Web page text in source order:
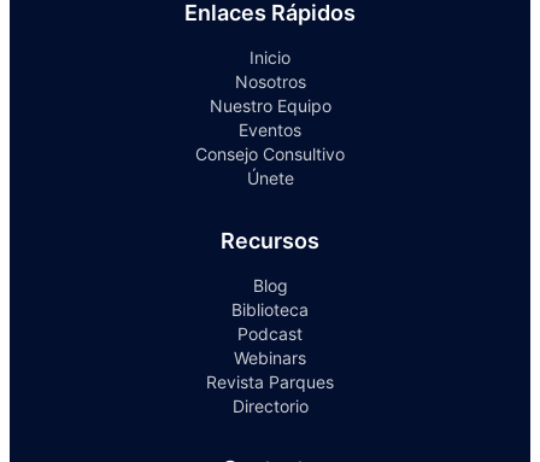
Enlaces Rápidos
Inicio
Nosotros
Nuestro Equipo
Eventos
Consejo Consultivo
Únete
Recursos
Blog
Biblioteca
Podcast
Webinars
Revista Parques
Directorio